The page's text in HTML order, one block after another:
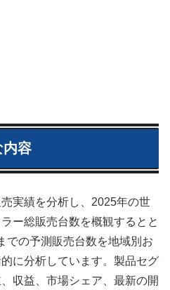
内容
実績を分析し、2025年の世
ー総販売台数を概観するとと
での予測販売台数を地域別お
に分析しています。製品セグ
収益、市場シェア、最新の開